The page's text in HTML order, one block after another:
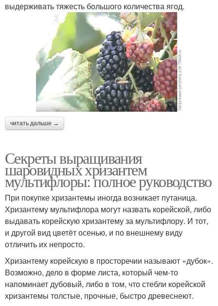
выдерживать тяжесть большого количества ягод.
читать дальше →
Секреты выращивания
шаровидных хризантем
мультифлоры: полное руководство
При покупке хризантемы иногда возникает путаница.
Хризантему мультифлора могут назвать корейской, либо
выдавать корейскую хризантему за мультифлору. И тот,
и другой вид цветёт осенью, и по внешнему виду
отличить их непросто.
Хризантему корейскую в просторечии называют «дубок».
Возможно, дело в форме листа, который чем-то
напоминает дубовый, либо в том, что стебли корейской
хризантемы толстые, прочные, быстро древеснеют.